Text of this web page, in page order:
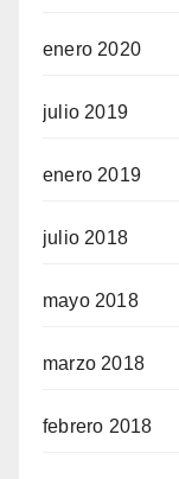
enero 2020
julio 2019
enero 2019
julio 2018
mayo 2018
marzo 2018
febrero 2018